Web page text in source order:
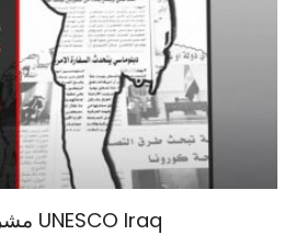
مشروع حماية الصحفيين UNESCO Iraq